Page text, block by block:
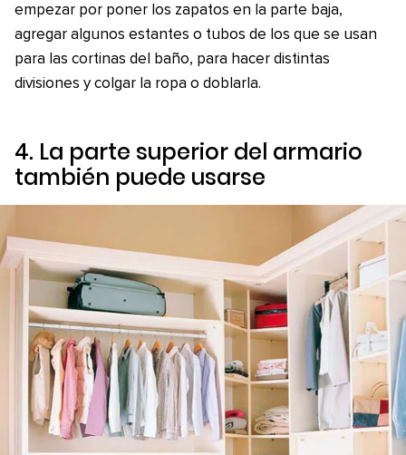
empezar por poner los zapatos en la parte baja,
agregar algunos estantes o tubos de los que se usan
para las cortinas del baño, para hacer distintas
divisiones y colgar la ropa o doblarla.
4. La parte superior del armario
también puede usarse